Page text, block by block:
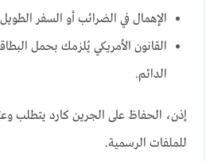
الإهمال في الضرائب أو السفر
القانون الأمريكي يُلزمك بحمل
الدائم.
إذن، الحفاظ على الجرين كارد يتطلب
للملفات الرسمية.